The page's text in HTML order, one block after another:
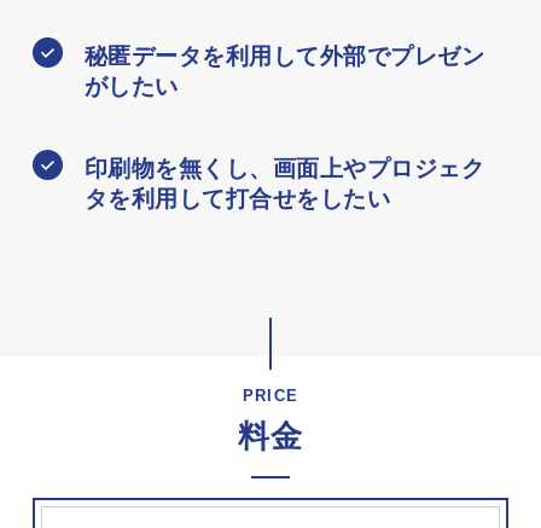
秘匿データを利用して外部でプレゼン
がしたい
印刷物を無くし、画面上やプロジェク
タを利用して打合せをしたい
PRICE
料金